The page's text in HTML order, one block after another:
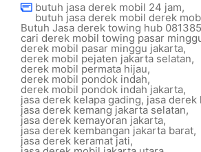
butuh jasa derek mobil 24 jam,
butuh jasa derek mobil derek
Butuh Jasa derek towing hub
cari derek mobil towing pasar
derek mobil pasar minggu jakarta,
derek mobil pejaten jakarta selatan,
derek mobil permata hijau,
derek mobil pondok indah,
derek mobil pondok indah jakarta,
jasa derek kelapa gading, jasa derek
jasa derek kemang jakarta selatan,
jasa derek kemayoran jakarta,
jasa derek kembangan jakarta barat,
jasa derek keramat jati,